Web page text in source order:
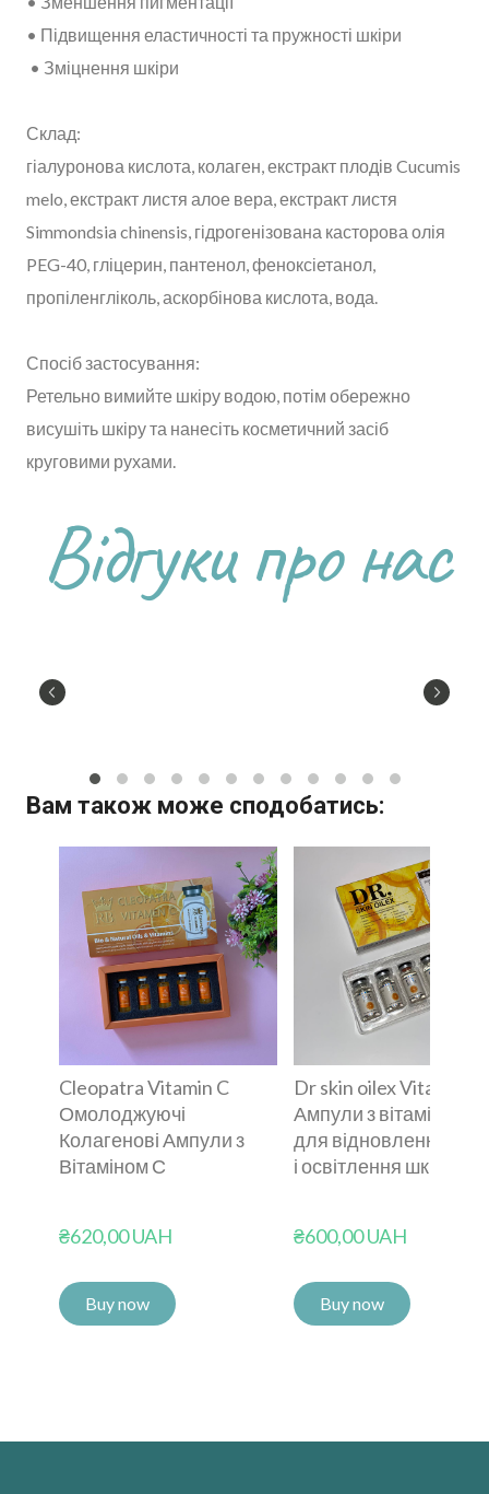
• Підвищення еластичності та пружності шкіри
• Зміцнення шкіри
Склад:
гіалуронова кислота, колаген, екстракт плодів Cucumis
melo, екстракт листя алое вера, екстракт листя
Simmondsia chinensis, гідрогенізована касторова олія
PEG-40, гліцерин, пантенол, феноксіетанол,
пропіленгліколь, аскорбінова кислота, вода.
Спосіб застосування:
Ретельно вимийте шкіру водою, потім обережно
висушіть шкіру та нанесіть косметичний засіб
круговими рухами.
Відгуки про нас
Вам також може сподобатись:
Cleopatra Vitamin C
Омолоджуючі
Колагенові Ампули з
Вітаміном С
₴620,00 UAH
Buy now
Dr skin oilex Vitamin C
Ампули з вітаміном С
для відновлення
і освітлення шкіри
₴600,00 UAH
Buy now